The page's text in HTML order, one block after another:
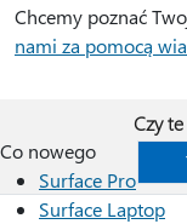
Chcemy poznać
nami za pomocą
Czy
Co nowego
Surface Pro
Surface Laptop